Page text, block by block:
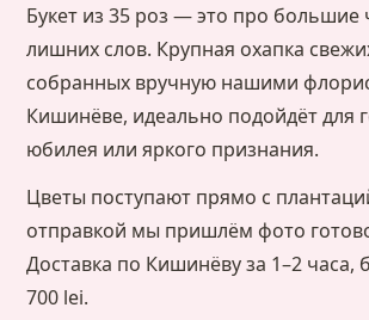
Букет из 35 роз — это про большие
лишних слов. Крупная охапка
собранных вручную нашими
Кишинёве, идеально подойдёт для
юбилея или яркого признания.
Цветы поступают прямо с
отправкой мы пришлём фото
Доставка по Кишинёву за 1–2 часа,
700 lei.